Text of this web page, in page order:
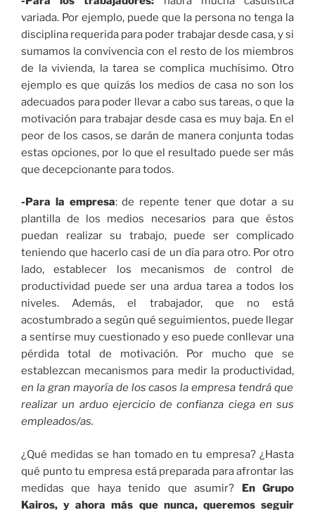
variada. Por ejemplo, puede que la persona no tenga la
disciplina requerida para poder trabajar desde casa, y si
sumamos la convivencia con el resto de los miembros
de la vivienda, la tarea se complica muchísimo. Otro
ejemplo es que quizás los medios de casa no son los
adecuados para poder llevar a cabo sus tareas, o que la
motivación para trabajar desde casa es muy baja. En el
peor de los casos, se darán de manera conjunta todas
estas opciones, por lo que el resultado puede ser más
que decepcionante para todos.
-Para la empresa: de repente tener que dotar a su
plantilla de los medios necesarios para que éstos
puedan realizar su trabajo, puede ser complicado
teniendo que hacerlo casi de un día para otro. Por otro
lado, establecer los mecanismos de control de
productividad puede ser una ardua tarea a todos los
niveles. Además, el trabajador, que no está
acostumbrado a según qué seguimientos, puede llegar
a sentirse muy cuestionado y eso puede conllevar una
pérdida total de motivación. Por mucho que se
establezcan mecanismos para medir la productividad,
en la gran mayoría de los casos la empresa tendrá que
realizar un arduo ejercicio de confianza ciega en sus
empleados/as.
¿Qué medidas se han tomado en tu empresa? ¿Hasta
qué punto tu empresa está preparada para afrontar las
medidas que haya tenido que asumir? En Grupo
Kairos, y ahora más que nunca, queremos seguir